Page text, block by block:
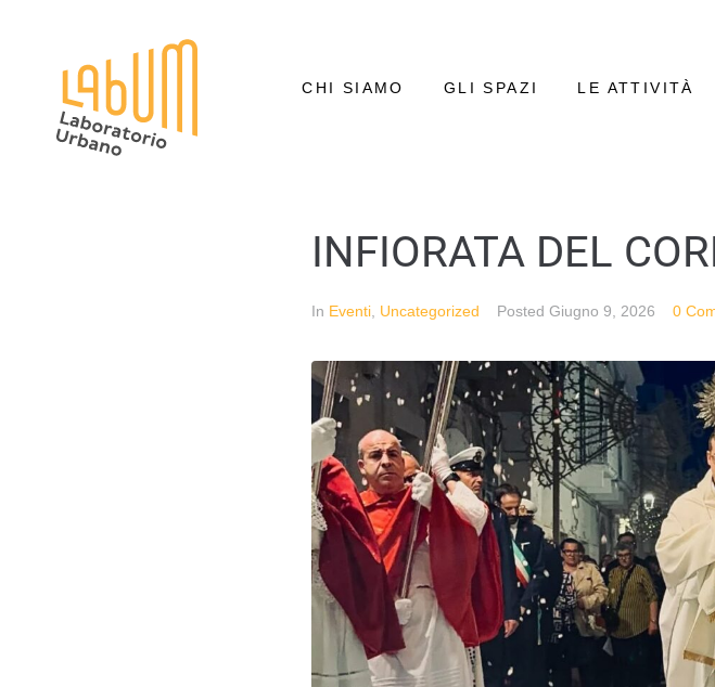
CHI SIAMO GLI SPAZI LE ATTIVITÀ
INFIORATA DEL
In Eventi Uncategorized Posted Giugno 9, 2026 0